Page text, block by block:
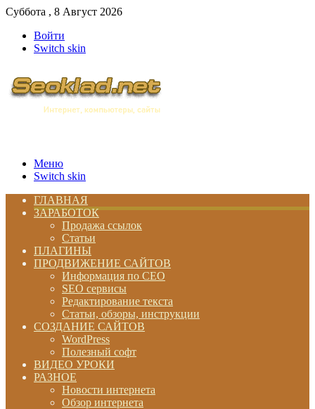
Суббота , 8 Август 2026
Войти
Switch skin
Меню
Switch skin
ГЛАВНАЯ
ЗАРАБОТОК
Продажа ссылок
Статьи
ПЛАГИНЫ
ПРОДВИЖЕНИЕ САЙТОВ
Информация по СЕО
SEO сервисы
Редактирование текста
Статьи, обзоры, инструкции
СОЗДАНИЕ САЙТОВ
WordPress
Полезный софт
ВИДЕО УРОКИ
РАЗНОЕ
Новости интернета
Обзор интернета